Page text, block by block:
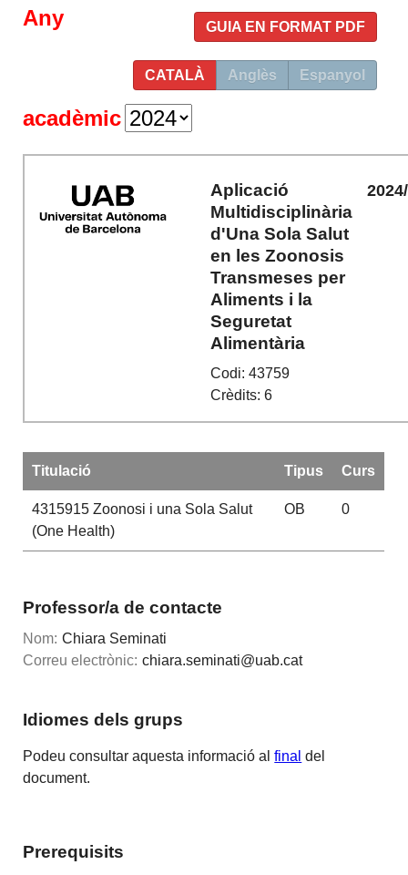
GUIA EN FORMAT PDF
CATALÀ Anglès Espanyol
Any
acadèmic
Aplicació
Multidisciplinària
d'Una Sola Salut
en les Zoonosis
Transmeses per
Aliments i la
Seguretat
Alimentària
Codi: 43759
Crèdits: 6
Titulació Tipus Curs
4315915Zoonosi i una Sola Salut
(One Health)
OB 0
Professor/a de contacte
Nom: Chiara Seminati
Correu electrònic: chiara.seminati@uab.cat
Idiomes dels grups
Podeu consultar aquesta informació alfinal del
document.
Prerequisits